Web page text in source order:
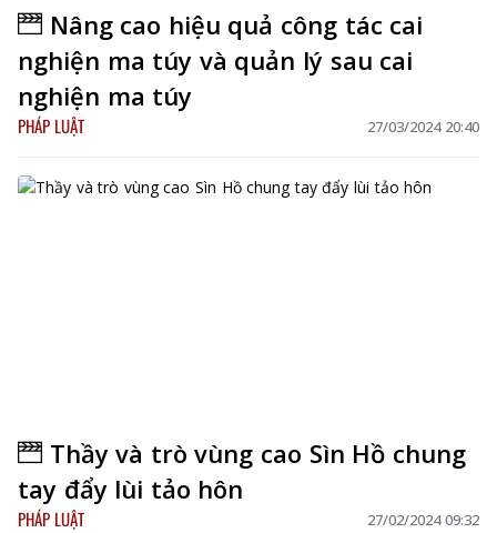
Nâng cao hiệu quả công tác cai
nghiện ma túy và quản lý sau cai
nghiện ma túy
PHÁP LUẬT 27/03/2024 20:40
Thầy và trò vùng cao Sìn Hồ chung
tay đẩy lùi tảo hôn
PHÁP LUẬT 27/02/2024 09:32